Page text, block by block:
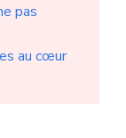
pas
au cœur